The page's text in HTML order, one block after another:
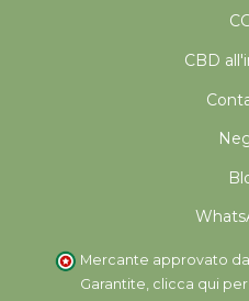
CBD
Mercante approvato
Garantite, clicca qui